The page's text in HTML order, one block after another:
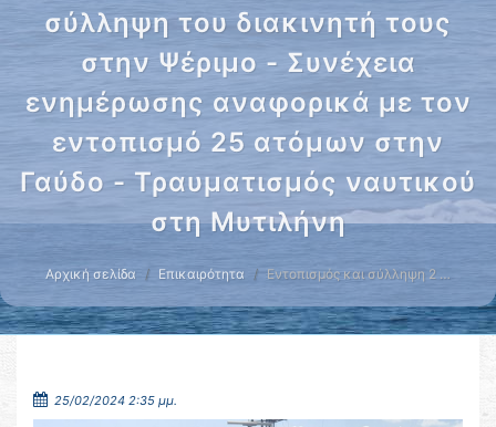
σύλληψη του διακινητή τους
στην Ψέριμο - Συνέχεια
ενημέρωσης αναφορικά με τον
εντοπισμό 25 ατόμων στην
Γαύδο - Τραυματισμός ναυτικού
στη Μυτιλήνη
Αρχική σελίδα Επικαιρότητα Εντοπισμός και σύλληψη 2 …
25/02/2024 2:35 μμ.